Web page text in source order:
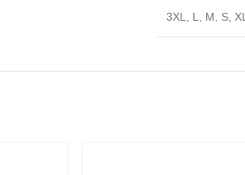
3XL L M S XL